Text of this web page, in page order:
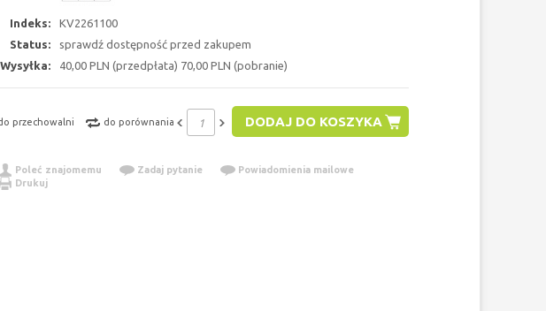
Indeks:
KV2261100
Status:
sprawdź dostępność przed zakupem
Wysyłka:
40,00 PLN (przedpłata) 70,00 PLN (pobranie)
przechowalni do porównania DODAJ DO KOSZYKA
Poleć znajomemu Zadaj pytanie
Powiadomienia mailowe
Drukuj